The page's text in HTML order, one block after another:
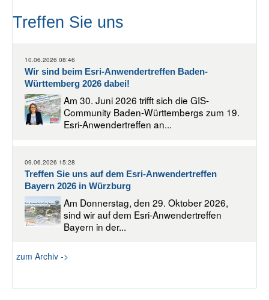
Treffen Sie uns
10.06.2026 08:46
Wir sind beim Esri-Anwendertreffen Baden-
Württemberg 2026 dabei!
Am 30. Juni 2026 trifft sich die GIS-
Community Baden-Württembergs zum 19.
Esri-Anwendertreffen an...
09.06.2026 15:28
Treffen Sie uns auf dem Esri-Anwendertreffen
Bayern 2026 in Würzburg
Am Donnerstag, den 29. Oktober 2026,
sind wir auf dem Esri-Anwendertreffen
Bayern in der...
zum Archiv ->